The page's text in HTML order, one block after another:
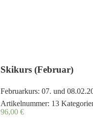
Skikurs (Februar)
Februarkurs: 07. und
Artikelnummer: 13
96,00 €